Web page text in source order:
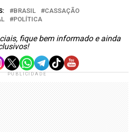
BRASIL
CASSAÇÃO
POLÍTICA
fique bem informado e ainda
PUBLICIDADE